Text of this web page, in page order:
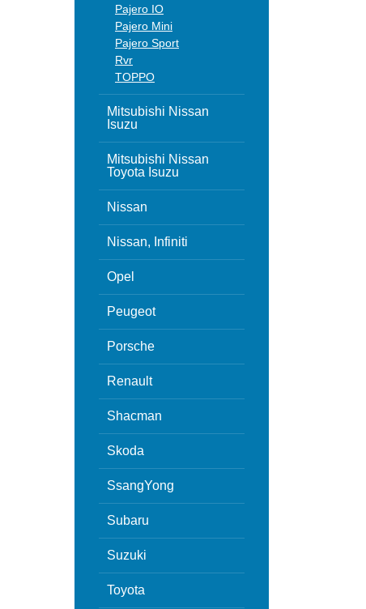
Pajero IO
Pajero Mini
Pajero Sport
Rvr
TOPPO
Mitsubishi Nissan
Isuzu
Mitsubishi Nissan
Toyota Isuzu
Nissan
Nissan, Infiniti
Opel
Peugeot
Porsche
Renault
Shacman
Skoda
SsangYong
Subaru
Suzuki
Toyota